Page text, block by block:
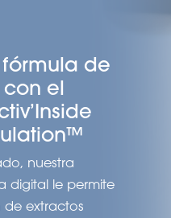
de
el
nuestra
digital le permite
extractos